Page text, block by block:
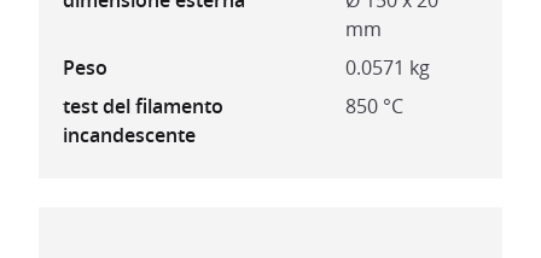
mm
Peso
0.0571 kg
test del filamento
incandescente
850 °C